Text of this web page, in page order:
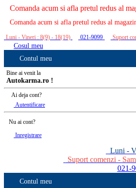
Comanda acum si afla pretul redus al
Comanda acum si afla pretul redus al
Luni - Vineri : 8(9) - 18(19) 021-9099 Suport
Cosul meu
Contul meu
Bine ai venit la
Autokarma.ro !
Ai deja cont?
Autentificare
Nu ai cont?
Inregistrare
Luni -
Suport comenzi -
021-
Contul meu